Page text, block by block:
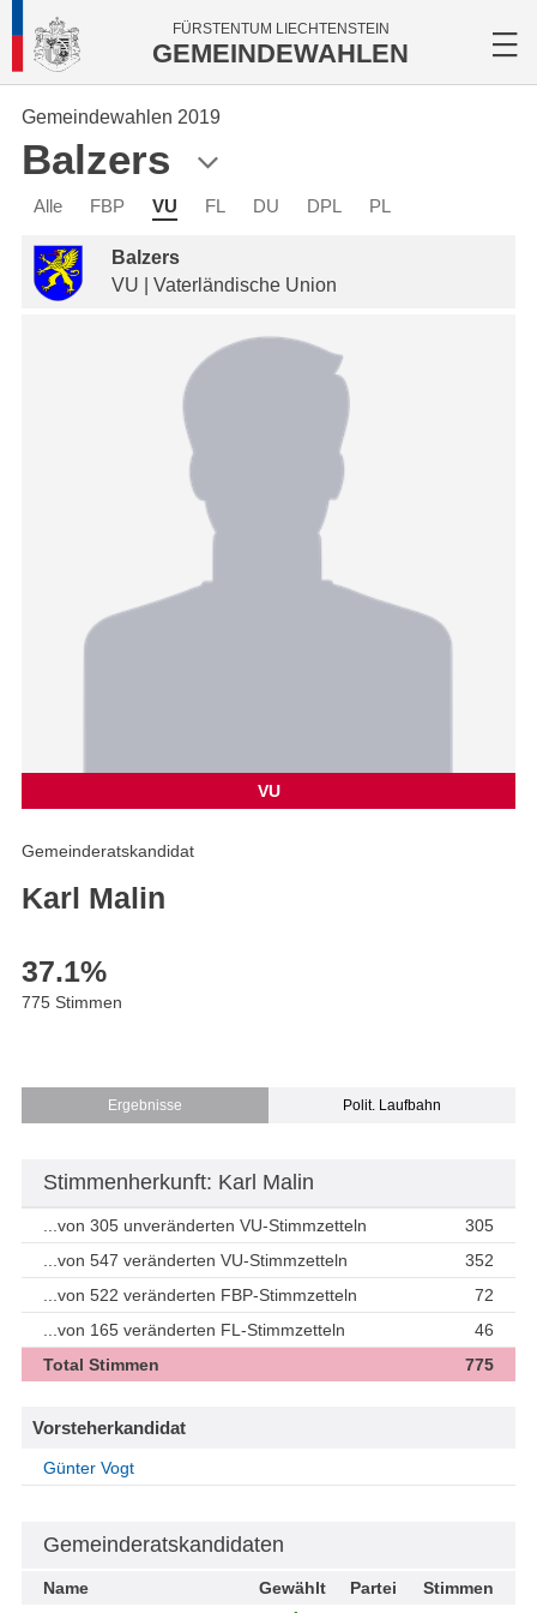
FÜRSTENTUM LIECHTENSTEIN
GEMEINDEWAHLEN
Gemeindewahlen 2019
Balzers
Alle FBP VU FL DU DPL PL
Balzers
VU | Vaterländische Union
VU
Gemeinderatskandidat
Karl Malin
37.1%
775 Stimmen
Ergebnisse Polit. Laufbahn
Stimmenherkunft: Karl Malin
...von 305 unveränderten VU-Stimmzetteln
305
...von 547 veränderten VU-Stimmzetteln
352
...von 522 veränderten FBP-Stimmzetteln
72
...von 165 veränderten FL-Stimmzetteln
46
Total Stimmen
775
Vorsteherkandidat
Günter Vogt
Gemeinderatskandidaten
Name Gewählt Partei
Stimmen